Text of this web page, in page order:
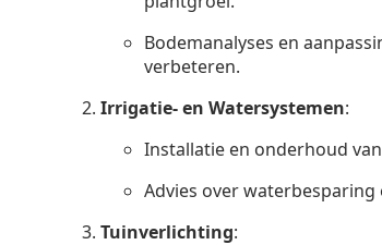
Bodemanalyses en
verbeteren.
Irrigatie- en Watersystemen:
Installatie en onderhoud
Advies over
Tuinverlichting: